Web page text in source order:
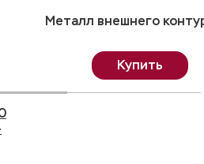
Металл внешнего
Купить